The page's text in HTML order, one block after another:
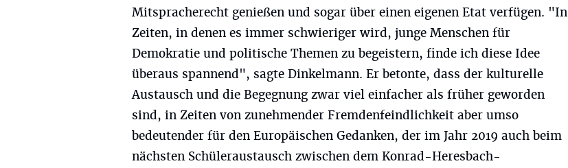
Mitspracherecht genießen und sogar über einen eigenen Etat verfügen. "In
Zeiten, in denen es immer schwieriger wird, junge Menschen für
Demokratie und politische Themen zu begeistern, finde ich diese Idee
überaus spannend", sagte Dinkelmann. Er betonte, dass der kulturelle
Austausch und die Begegnung zwar viel einfacher als früher geworden
sind, in Zeiten von zunehmender Fremdenfeindlichkeit aber umso
bedeutender für den Europäischen Gedanken, der im Jahr 2019 auch beim
nächsten Schüleraustausch zwischen dem Konrad-Heresbach-